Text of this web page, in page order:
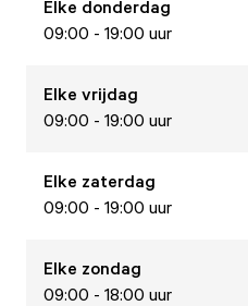
Elke donderdag
09:00 - 19:00 uur
Elke vrijdag
09:00 - 19:00 uur
Elke zaterdag
09:00 - 19:00 uur
Elke zondag
09:00 - 18:00 uur